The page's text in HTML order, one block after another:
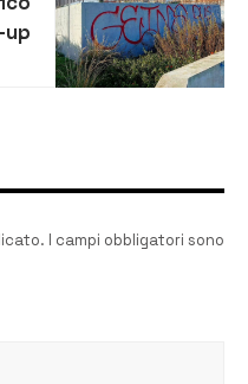
up
I campi obbligatori sono